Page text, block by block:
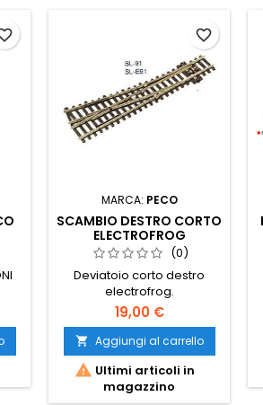
MARCA: PECO
SCAMBIO DESTRO CORTO
ELECTROFROG
(0)
Deviatoio corto destro
electrofrog.
19,00 €
 Aggiungi al carrello
 Ultimi articoli in
magazzino
favorite_border